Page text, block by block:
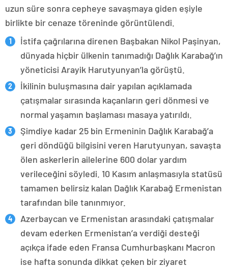
uzun süre sonra cepheye savaşmaya giden eşiyle
birlikte bir cenaze töreninde görüntülendi.
İstifa çağrılarına direnen Başbakan Nikol Paşinyan,
dünyada hiçbir ülkenin tanımadığı Dağlık Karabağ’ın
yöneticisi Arayik Harutyunyan’la görüştü.
İkilinin buluşmasına dair yapılan açıklamada
çatışmalar sırasında kaçanların geri dönmesi ve
normal yaşamın başlaması masaya yatırıldı.
Şimdiye kadar 25 bin Ermeninin Dağlık Karabağ’a
geri döndüğü bilgisini veren Harutyunyan, savaşta
ölen askerlerin ailelerine 600 dolar yardım
verileceğini söyledi. 10 Kasım anlaşmasıyla statüsü
tamamen belirsiz kalan Dağlık Karabağ Ermenistan
tarafından bile tanınmıyor.
Azerbaycan ve Ermenistan arasındaki çatışmalar
devam ederken Ermenistan’a verdiği desteği
açıkça ifade eden Fransa Cumhurbaşkanı Macron
ise hafta sonunda dikkat çeken bir ziyaret